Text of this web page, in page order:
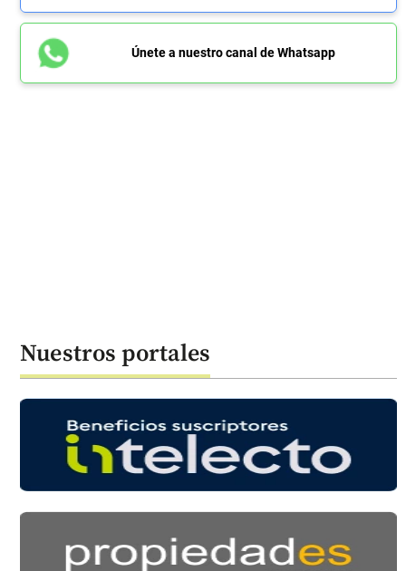
Únete a nuestro canal de Whatsapp
Nuestros portales